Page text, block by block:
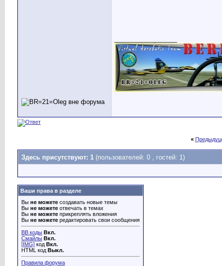
«
Здесь присутствуют: 1 (пользователей: 0 , гостей: 1)
Ваши права в разделе
Вы не можете создавать новые темы
Вы не можете отвечать в темах
Вы не можете прикреплять вложения
Вы не можете редактировать свои сообщения
BB коды Вкл.
Смайлы Вкл.
[IMG] код Вкл.
HTML код Выкл.
Правила форума